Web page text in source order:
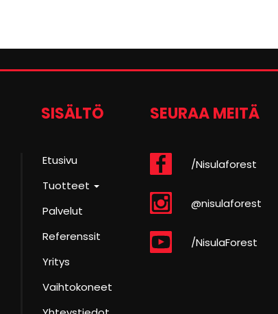
SISÄLTÖ
Etusivu
Tuotteet
Palvelut
Referenssit
Yritys
Vaihtokoneet
SEURAA MEITÄ
/Nisulaforest
@nisulaforest
/NisulaForest